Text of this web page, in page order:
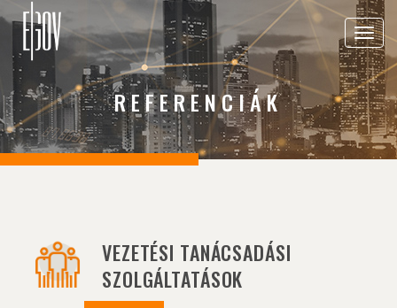
Toggle
REFERENCIÁK
VEZETÉSI TANÁCSADÁSI
SZOLGÁLTATÁSOK